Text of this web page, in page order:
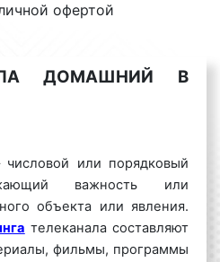
делает его абсолютным
на
офертой
ДОМАШНИЙ В
числовой или порядковый
важность или
объекта или явления.
телеканала составляют
фильмы, программы